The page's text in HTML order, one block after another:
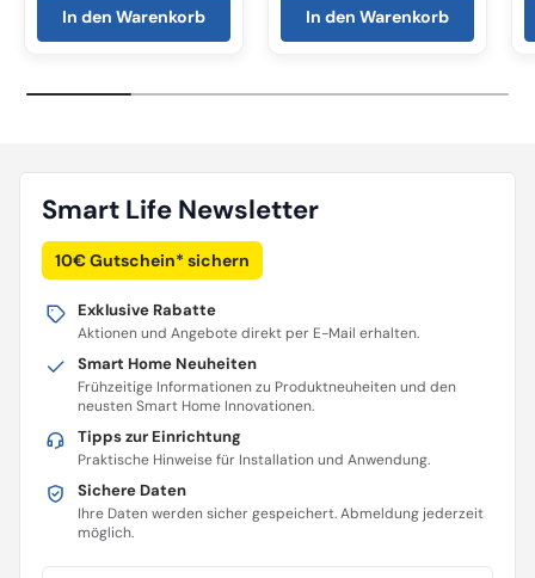
In den Warenkorb In den Warenkorb
Smart Life Newsletter
10€ Gutschein* sichern
Exklusive Rabatte
Aktionen und Angebote direkt per E-Mail erhalten.
Smart Home Neuheiten
Frühzeitige Informationen zu Produktneuheiten und den
neusten Smart Home Innovationen.
Tipps zur Einrichtung
Praktische Hinweise für Installation und Anwendung.
Sichere Daten
Ihre Daten werden sicher gespeichert. Abmeldung jederzeit
möglich.